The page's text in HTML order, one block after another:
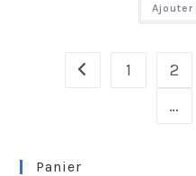
Ajouter
1 2
…
Panier